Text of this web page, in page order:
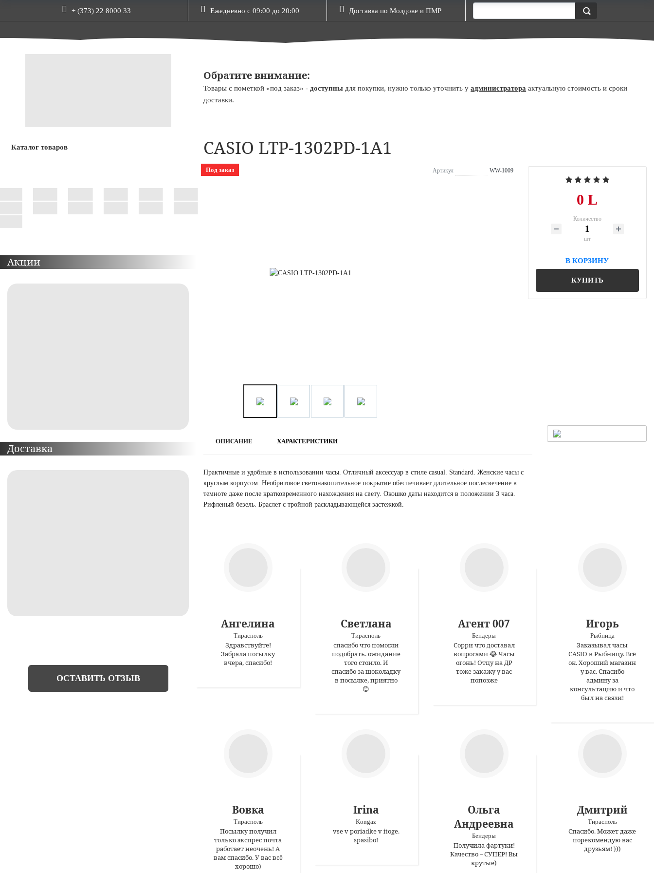
+ (373) 22 8000 33 Ежедневно с 09:00 до 20:00 Доставка по Молдове и ПМР
Каталог товаров
Акции
Доставка
ОСТАВИТЬ ОТЗЫВ
Обратите внимание:
Товары с пометкой «под заказ» - доступны для покупки, нужно только уточнить уадминистратора актуальную стоимость и сроки
доставки.
CASIO LTP-1302PD-1A1
Под заказ Артикул WW-1009
0 L
Количество
шт
В КОРЗИНУ
КУПИТЬ
ОПИСАНИЕ ХАРАКТЕРИСТИКИ
Практичные и удобные в использовании часы. Отличный аксессуар в стиле casual. Standard. Женские часы с
круглым корпусом. Необритовое светонакопительное покрытие обеспечивает длительное послесвечение в
темноте даже после кратковременного нахождения на свету. Окошко даты находится в положении 3 часа.
Рифленый безель. Браслет с тройной раскладывающейся застежкой.
Ангелина
Тирасполь
Здравствуйте!
Забрала посылку
вчера, спасибо!
Светлана
Тирасполь
спасибо что помогли
подобрать. ожидание
того стоило. И
спасибо за шоколадку
в посылке, приятно
😊
Агент 007
Бендеры
Сорри что доставал
вопросами 😂 Часы
огонь! Отцу на ДР
тоже закажу у вас
попозже
Игорь
Рыбница
Заказывал часы
CASIO в Рыбницу. Всё
ок. Хороший магазин
у вас. Спасибо
админу за
консультацию и что
был на связи!
Вовка
Тирасполь
Посылку получил
только экспрес почта
работает неочень! А
вам спасибо. У вас всё
хорошо)
Irina
Kongaz
vse v poriadke v itoge.
spasibo!
Ольга
Андреевна
Бендеры
Получила фартуки!
Качество – СУПЕР! Вы
крутые)
Дмитрий
Тирасполь
Спасибо. Может даже
порекомендую вас
друзьям! )))